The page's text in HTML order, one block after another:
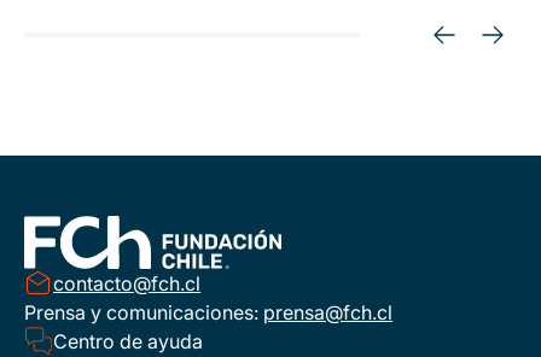
contacto@fch.cl
Prensa y comunicaciones: prensa@fch.cl
Centro de ayuda